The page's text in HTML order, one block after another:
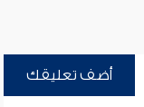
أضف تعليقك